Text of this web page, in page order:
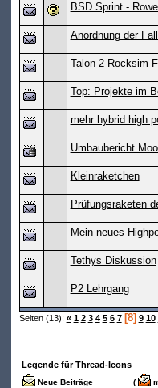
BSD Sprint -
Anordnung der
Talon 2 Rocksim
Top: Projekte im
mehr hybrid high
Umbaubericht
Kleinraketchen
Prüfungsraketen
Mein neues
Tethys Diskussion
P2 Lehrgang
Seiten (13): « 1 2 3 4 5 6 7 [8] 9 10
Legende für Thread-Icons
Neue Beiträge (